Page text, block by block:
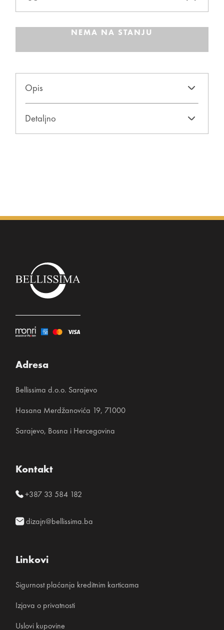
NEMA NA STANJU
Opis
suknja trikotaža sa izrezom
Detaljno
Adresa
Bellissima d.o.o. Sarajevo
Hasana Merdžanovića 19, 71000
Sarajevo, Bosna i Hercegovina
Kontakt
+387 33 584 182
dizajn@bellissima.ba
Linkovi
Sigurnost plaćanja kreditnim karticama
Izjava o privatnosti
Uslovi kupovine